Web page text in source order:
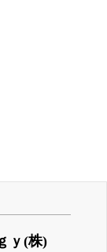
ｙ(株)